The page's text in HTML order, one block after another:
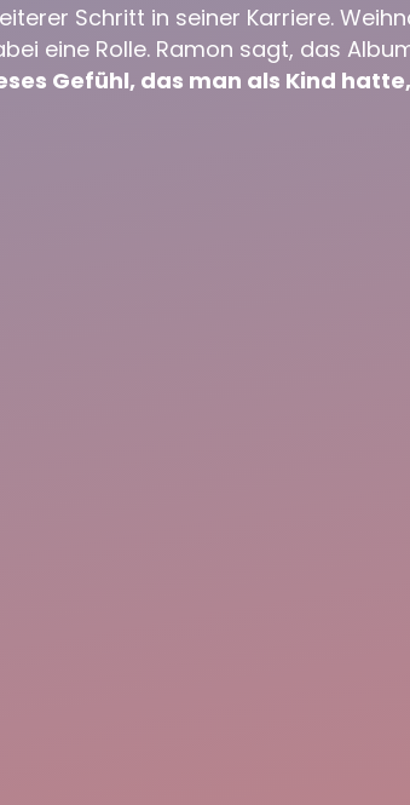
Schritt in seiner Karriere.
eine Rolle. Ramon sagt, das
Gefühl, das man als Kind